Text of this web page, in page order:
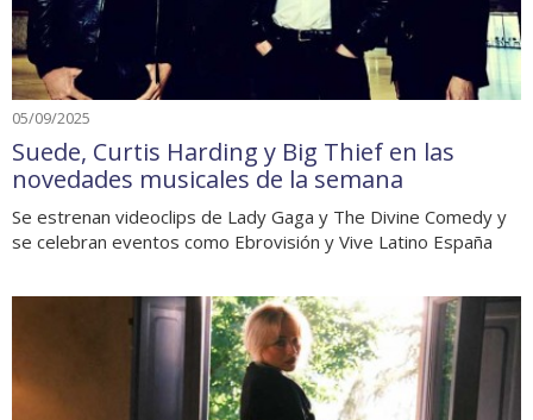
05/09/2025
Suede, Curtis Harding y Big Thief en las
novedades musicales de la semana
Se estrenan videoclips de Lady Gaga y The Divine Comedy y
se celebran eventos como Ebrovisión y Vive Latino España